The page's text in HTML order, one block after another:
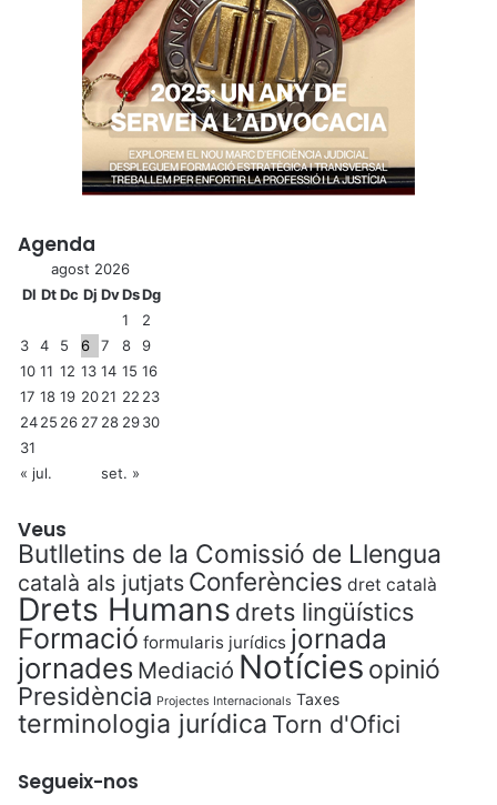
Agenda
agost 2026
Dl DtDc Dj DvDsDg
1
2
3
4 5 6 7 8
9
10 11 12 13 14 15 16
17 18 19 2021 22 23
2425 26 27 28 2930
31
« jul.
set. »
Veus
Butlletins de la Comissió de Llengua
català als jutjats Conferències dret català
Drets Humans drets lingüístics
Formació formularis jurídics jornada
jornades Mediació Notícies opinió
Presidència Projectes Internacionals Taxes
terminologia jurídica Torn d'Ofici
Segueix-nos